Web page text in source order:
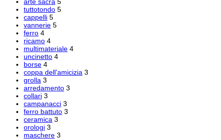
tuttotondo 5
cappelli 5
vannerie 5
ferro 4
ricamo 4
multimateriale 4
uncinetto 4
borse 4
coppa dell'amicizia 3
grolla 3
arredamento 3
collari 3
campanacci 3
ferro battuto 3
ceramica 3
orologi 3
maschere 3